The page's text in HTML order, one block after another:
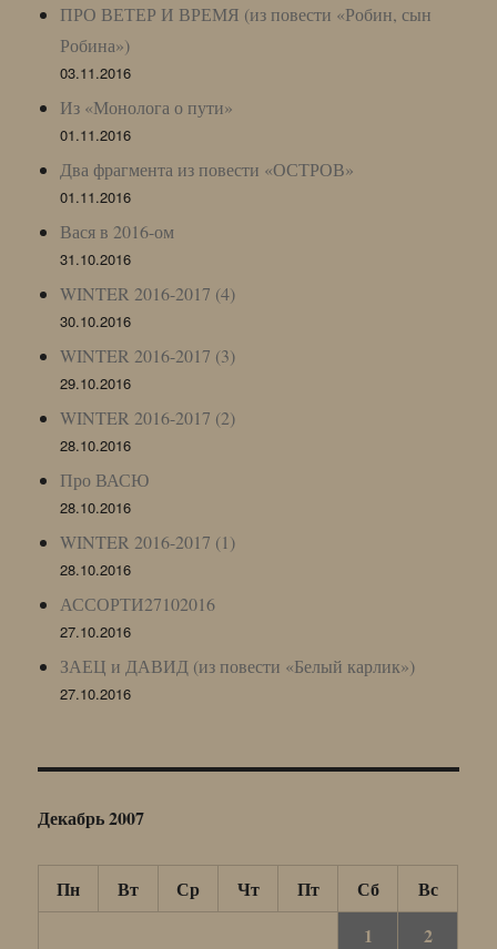
ПРО ВЕТЕР И ВРЕМЯ (из повести «Робин, сын
Робина»)
03.11.2016
Из «Монолога о пути»
01.11.2016
Два фрагмента из повести «ОСТРОВ»
01.11.2016
Вася в 2016-ом
31.10.2016
WINTER 2016-2017 (4)
30.10.2016
WINTER 2016-2017 (3)
29.10.2016
WINTER 2016-2017 (2)
28.10.2016
Про ВАСЮ
28.10.2016
WINTER 2016-2017 (1)
28.10.2016
АССОРТИ27102016
27.10.2016
ЗАЕЦ и ДАВИД (из повести «Белый карлик»)
27.10.2016
Декабрь 2007
Пн Вт Ср Чт Пт Сб
Вс
1
2